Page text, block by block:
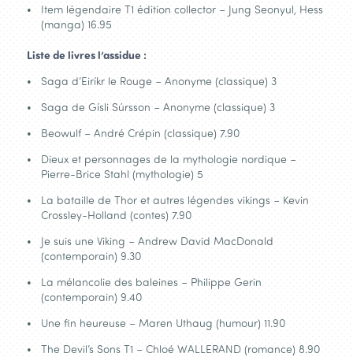
Item légendaire T1 édition collector – Jung Seonyul, Hess
(manga) 16.95
Liste de livres l’assidue :
Saga d’Eiríkr le Rouge – Anonyme (classique) 3
Saga de Gísli Súrsson – Anonyme (classique) 3
Beowulf – André Crépin (classique) 7.90
Dieux et personnages de la mythologie nordique –
Pierre-Brice Stahl (mythologie) 5
La bataille de Thor et autres légendes vikings – Kevin
Crossley-Holland (contes) 7.90
Je suis une Viking – Andrew David MacDonald
(contemporain) 9.30
La mélancolie des baleines – Philippe Gerin
(contemporain) 9.40
Une fin heureuse – Maren Uthaug (humour) 11.90
The Devil’s Sons T1 – Chloé WALLERAND (romance) 8.90